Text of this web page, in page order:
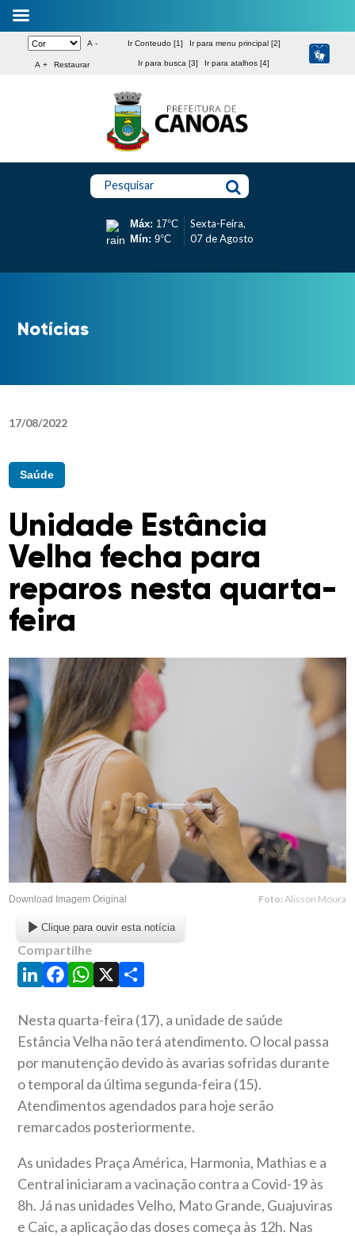
A -
A + Restaurar
Ir Conteudo [1] Ir para menu principal [2]
Ir para busca [3] Ir para atalhos [4]
Pesquisar
Máx: 17°C
Mín: 9°C
Sexta-Feira,
07 de Agosto
Notícias
17/08/2022
Saúde
Unidade Estância
Velha fecha para
reparos nesta quarta-
feira
Download Imagem Original Foto: Alisson Moura
Clique para ouvir esta notícia
Compartilhe
LinkedIn
Facebook
WhatsApp
X Share
Nesta quarta-feira (17), a unidade de saúde
Estância Velha não terá atendimento. O local passa
por manutenção devido às avarias sofridas durante
o temporal da última segunda-feira (15).
Atendimentos agendados para hoje serão
remarcados posteriormente.
As unidades Praça América, Harmonia, Mathias e a
Central iniciaram a vacinação contra a Covid-19 às
8h. Já nas unidades Velho, Mato Grande, Guajuviras
e Caic, a aplicação das doses começa às 12h. Nas